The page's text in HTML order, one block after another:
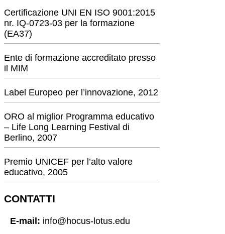
Certificazione UNI EN ISO 9001:2015
nr. IQ-0723-03 per la formazione
(EA37)
Ente di formazione accreditato presso
il MIM
Label Europeo per l’innovazione, 2012
ORO al miglior Programma educativo
– Life Long Learning Festival di
Berlino, 2007
Premio UNICEF per l’alto valore
educativo, 2005
CONTATTI
E-mail: info@hocus-lotus.edu